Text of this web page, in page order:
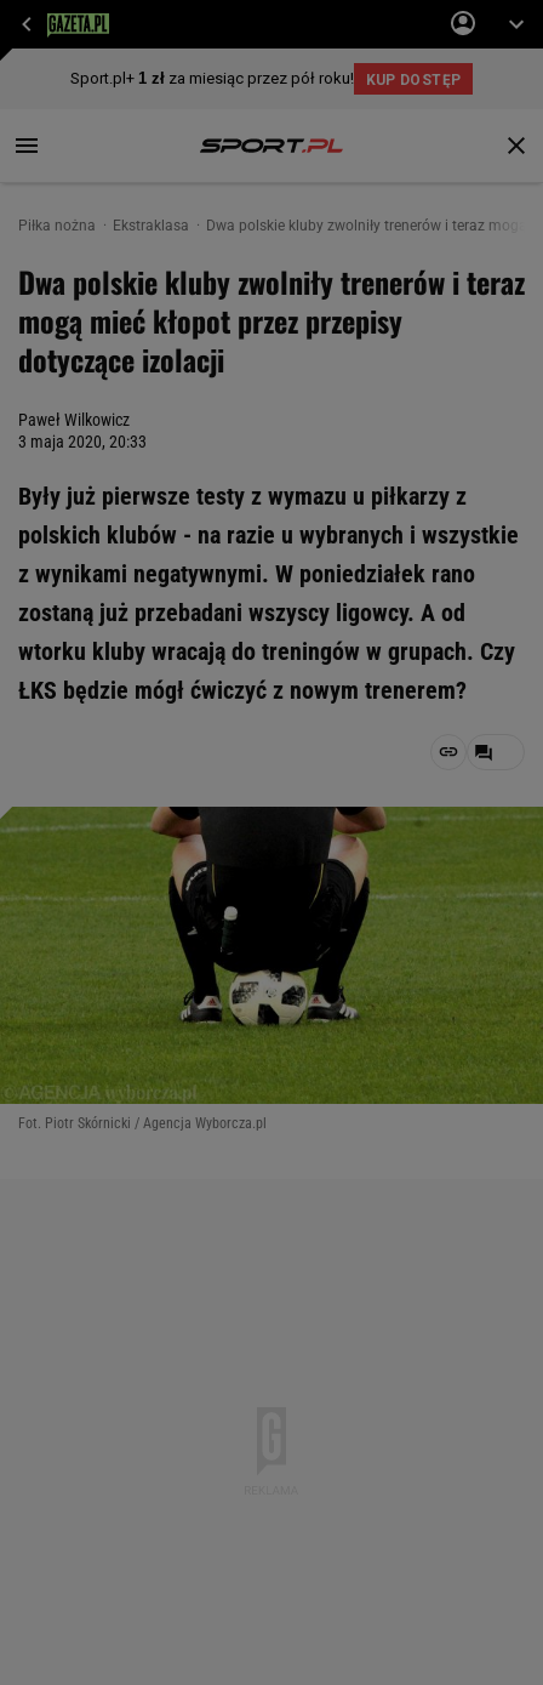
Piłka nożna Ekstraklasa Dwa polskie kluby zwolniły trenerów i teraz mogą
Dwa polskie kluby zwolniły trenerów i teraz
mogą mieć kłopot przez przepisy
dotyczące izolacji
Paweł Wilkowicz
3 maja 2020, 20:33
Były już pierwsze testy z wymazu u piłkarzy z
polskich klubów - na razie u wybranych i wszystkie
z wynikami negatywnymi. W poniedziałek rano
zostaną już przebadani wszyscy ligowcy. A od
wtorku kluby wracają do treningów w grupach. Czy
ŁKS będzie mógł ćwiczyć z nowym trenerem?
Fot. Piotr Skórnicki / Agencja Wyborcza.pl